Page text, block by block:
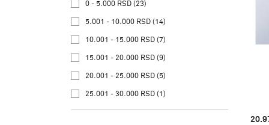
0 - 5.000 RSD (23)
5.001 - 10.000 RSD (14)
10.001 - 15.000 RSD (7)
15.001 - 20.000 RSD (9)
20.001 - 25.000 RSD (5)
25.001 - 30.000 RSD (1)